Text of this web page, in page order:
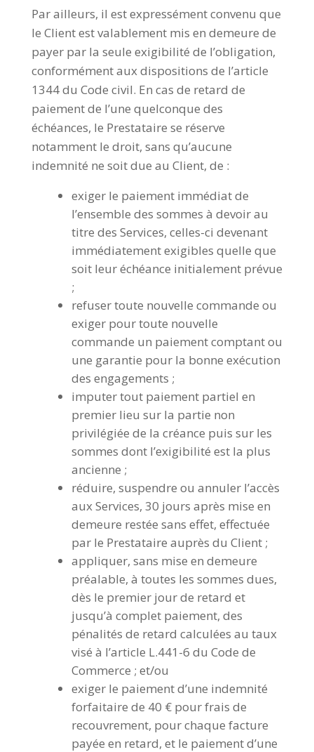
Par ailleurs, il est expressément convenu que
le Client est valablement mis en demeure de
payer par la seule exigibilité de l’obligation,
conformément aux dispositions de l’article
1344 du Code civil. En cas de retard de
paiement de l’une quelconque des
échéances, le Prestataire se réserve
notamment le droit, sans qu’aucune
indemnité ne soit due au Client, de :
exiger le paiement immédiat de
l’ensemble des sommes à devoir au
titre des Services, celles-ci devenant
immédiatement exigibles quelle que
soit leur échéance initialement prévue
;
refuser toute nouvelle commande ou
exiger pour toute nouvelle
commande un paiement comptant ou
une garantie pour la bonne exécution
des engagements ;
imputer tout paiement partiel en
premier lieu sur la partie non
privilégiée de la créance puis sur les
sommes dont l’exigibilité est la plus
ancienne ;
réduire, suspendre ou annuler l’accès
aux Services, 30 jours après mise en
demeure restée sans effet, effectuée
par le Prestataire auprès du Client ;
appliquer, sans mise en demeure
préalable, à toutes les sommes dues,
dès le premier jour de retard et
jusqu’à complet paiement, des
pénalités de retard calculées au taux
visé à l’article L.441-6 du Code de
Commerce ; et/ou
exiger le paiement d’une indemnité
forfaitaire de 40 € pour frais de
recouvrement, pour chaque facture
payée en retard, et le paiement d’une